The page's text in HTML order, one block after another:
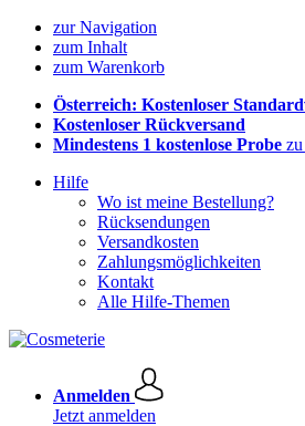
zur Navigation
zum Inhalt
zum Warenkorb
Österreich: Kostenloser
Kostenloser Rückversand
Mindestens 1 kostenlose Probe
Hilfe
Wo ist meine Bestellung?
Rücksendungen
Versandkosten
Zahlungsmöglichkeiten
Kontakt
Alle Hilfe-Themen
Anmelden
Jetzt anmelden